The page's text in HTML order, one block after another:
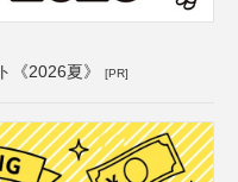
《2026夏》 [PR]